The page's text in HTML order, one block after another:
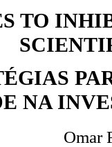
TO
NA
Omar